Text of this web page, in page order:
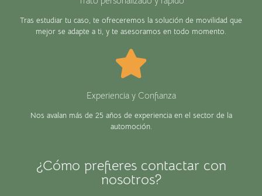
Tras estudiar tu caso, te ofreceremos la solución de movilidad que
mejor se adapte a ti, y te asesoramos en todo momento.
Experiencia y Confianza
Nos avalan más de 25 años de experiencia en el sector de la
automoción.
¿Cómo prefieres contactar con
nosotros?